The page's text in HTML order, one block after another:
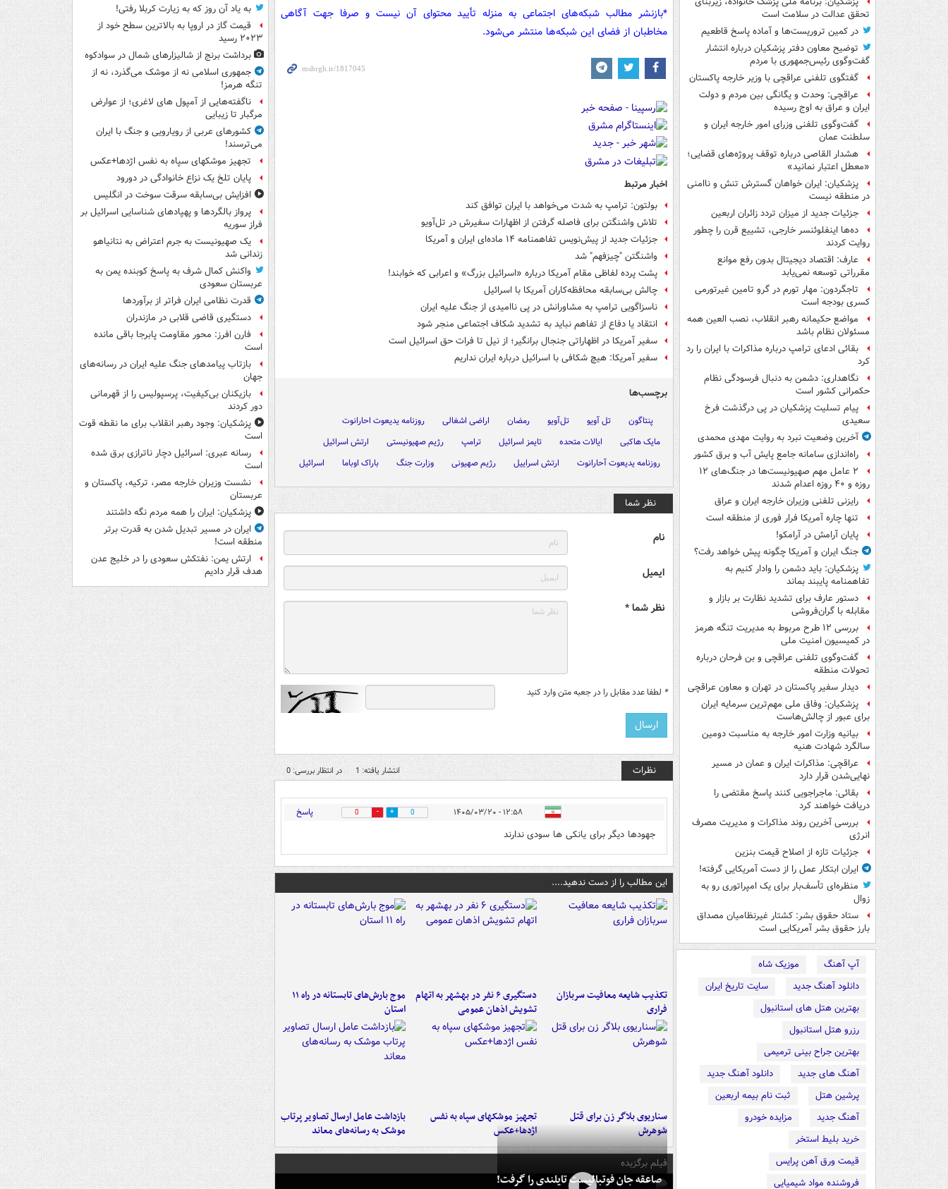
تحقق عدالت در سلامت است
در کمین تروریست‌ها و آماده پاسخ قاطعیم
توضیح معاون دفتر پزشکیان درباره انتشار
گفت‌وگوی رئیس‌جمهوری با مردم
گفتگوی تلفنی عراقچی با وزیر خارجه پاکستان
عراقچی: وحدت و یگانگی بین مردم و دولت
ایران و عراق به اوج رسیده
گفت‌وگوی تلفنی وزرای امور خارجه ایران و
سلطنت عمان
هشدار القاصی درباره توقف پروژه‌های قضایی؛
«معطل اعتبار نمانید»
پزشکیان: ایران خواهان گسترش تنش و ناامنی
در منطقه نیست
جزئیات جدید از میزان تردد زائران اربعین
ده‌ها اینفلوئنسر خارجی، تشییع قرن را چطور
روایت کردند
عارف: اقتصاد دیجیتال بدون رفع موانع
مقرراتی توسعه نمی‌یابد
تاجگردون: مهار تورم در گرو تامین غیرتورمی
کسری بودجه است
مواضع حکیمانه رهبر انقلاب، نصب العین همه
مسئولان نظام باشد
بقائی ادعای ترامپ درباره مذاکرات با ایران را رد
کرد
نگاهداری: دشمن به دنبال فرسودگی نظام
حکمرانی کشور است
پیام تسلیت پزشکیان در پی درگذشت فرخ
سعیدی
آخرین وضعیت نبرد به روایت مهدی محمدی
راه‌اندازی سامانه جامع پایش آب و برق کشور
۲ عامل مهم صهیونیست‌ها در جنگ‌های ۱۲
روزه و ۴۰ روزه اعدام شدند
رایزنی تلفنی وزیران خارجه ایران و عراق
تنها چاره آمریکا فرار فوری از منطقه است
پایان آرامش در آرامکو!
جنگ ایران و آمریکا چگونه پیش خواهد رفت؟
پزشکیان: باید دشمن را وادار کنیم به
تفاهم‎نامه پایبند بماند
دستور عارف برای تشدید نظارت بر بازار و
مقابله با گران‌فروشی
بررسی ۱۲ طرح مربوط به مدیریت تنگه هرمز
در کمیسیون امنیت ملی
گفت‌وگوی تلفنی عراقچی و بن فرحان درباره
تحولات منطقه
دیدار سفیر پاکستان در تهران و معاون عراقچی
پزشکیان: وفاق ملی مهم‌ترین سرمایه ایران
برای عبور از چالش‌هاست
بیانیه وزارت امور خارجه به مناسبت دومین
سالگرد شهادت هنیه
عراقچی: مذاکرات ایران و عمان در مسیر
نهایی‌شدن قرار دارد
بقائی: ماجراجویی کنند پاسخ مقتضی را
دریافت خواهند کرد
بررسی آخرین روند مذاکرات و مدیریت مصرف
انرژی
جزئیات تازه از اصلاح قیمت بنزین
ایران ابتکار عمل را از دست آمریکایی‌ گرفته!
منظره‌ای تأسف‌بار برای یک امپراتوری رو به
زوال
ستاد حقوق بشر: کشتار غیرنظامیان مصداق
بارز حقوق بشر آمریکایی است
آپ آهنگ
موزیک شاه
دانلود آهنگ جدید
سایت تاریخ ایران
بهترین هتل های استانبول
رزرو هتل استانبول
بهترین جراح بینی ترمیمی
آهنگ های جدید
دانلود آهنگ جدید
پرشین هتل
ثبت نام بیمه اربعین
آهنگ جدید
مزایده خودرو
خرید بلیط استخر
قیمت ورق آهن پرایس
فروشنده مواد شیمیایی
*بازنشر مطالب شبکه‌های اجتماعی به منزله تأیید محتوای آن نیست و صرفا جهت آگاهی
مخاطبان از فضای این شبکه‌ها منتشر می‌شود.
اخبار مرتبط
بولتون: ترامپ به شدت می‌خواهد با ایران توافق کند
تلاش واشنگتن برای فاصله گرفتن از اظهارات سفیرش در تل‌آویو
جزئیات جدید از پیش‌نویس تفاهمنامه ۱۴ ماده‌ای ایران و آمریکا
واشنگتن "چیزفهم" شد
پشت پرده لفاظی مقام آمریکا درباره «اسرائیل بزرگ» و اعرابی که خوابند!
چالش بی‌سابقه محافظه‌کاران آمریکا با اسرائیل
ناسزاگویی ترامپ به مشاورانش در پی ناامیدی از جنگ علیه ایران
انتقاد یا دفاع از تفاهم نباید به تشدید شکاف‌ اجتماعی منجر شود
سفیر آمریکا در اظهاراتی جنجال برانگیر؛ از نیل تا فرات حق اسرائیل است
سفیر آمریکا: هیچ شکافی با اسرائیل درباره ایران نداریم
برچسب‌ها
پنتاگون تل آویو تل‌آویو رمضان اراضی اشغالی
روزنامه یدیعوت احارانوت
مایک هاکبی
ایالات متحده تایمز اسرائیل ترامپ رژیم صهیونیستی
ارتش اسرائیل
روزنامه یدیعوت آحارانوت
ارتش اسراییل رژیم صهیونی وزارت جنگ باراک اوباما اسرائیل
نظر شما
نام
ایمیل
نظر شما *
* لطفا عدد مقابل را در جعبه متن وارد کنید
نظرات انتشار یافته: 1 در انتظار بررسی: 0
۱۲:۵۸ - ۱۴۰۵/۰۳/۲۰ 0
0 پاسخ
جهودها دیگر برای یانکی ها سودی ندارند
این مطالب را از دست ندهید....
تکذیب شایعه معافیت سربازان
فراری
دستگیری ۶ نفر در بهشهر به اتهام
تشویش اذهان عمومی
موج بارش‌های تابستانه در راه ۱۱
استان
سناریوی بلاگر زن برای قتل
شوهرش
تجهیز موشکهای سپاه به نفس
اژدها+عکس
بازداشت عامل ارسال تصاویر پرتاب
موشک به رسانه‌های معاند
فیلم برگزیده
صاعقه جان فوتبالیست تایلندی را گرفت!
به یاد آن روز که به زیارت کربلا رفتی!
قیمت گاز در اروپا به بالاترین سطح خود از
۲۰۲۳ رسید
برداشت برنج از شالیزارهای شمال در سوادکوه
جمهوری اسلامی نه از موشک می‌گذرد، نه از
تنگه هرمز!
ناگفته‌هایی از آمپول های لاغری؛ از عوارض
مرگبار تا زیبایی
کشورهای عربی از رویارویی و جنگ با ایران
می‌ترسند!
تجهیز موشکهای سپاه به نفس اژدها+عکس
پایان تلخ یک نزاع خانوادگی در دورود
افزایش بی‌سابقه سرقت سوخت در انگلیس
پرواز بالگردها و پهپادهای شناسایی اسرائیل بر
فراز سوریه
یک صهیونیست به جرم اعتراض به نتانیاهو
زندانی شد
واکنش کمال شرف به پاسخ کوبنده یمن به
عربستان سعودی
قدرت نظامی ایران فراتر از برآوردها
دستگیری قاضی قلابی در مازندران
فارن افرز: محور مقاومت پابرجا باقی مانده
است
بازتاب پیامدهای جنگ علیه ایران در رسانه‌های
جهان
بازیکنان بی‌کیفیت، پرسپولیس را از قهرمانی
دور کردند
پزشکیان: وجود رهبر انقلاب برای ما نقطه قوت
است
رسانه عبری: اسرائیل دچار ناترازی برق شده
است
نشست وزیران خارجه مصر، ترکیه، پاکستان و
عربستان
پزشکیان: ایران را همه مردم نگه داشتند
ایران در مسیر تبدیل شدن به قدرت برتر
منطقه است!
ارتش یمن: نفتکش سعودی را در خلیج عدن
هدف قرار دادیم